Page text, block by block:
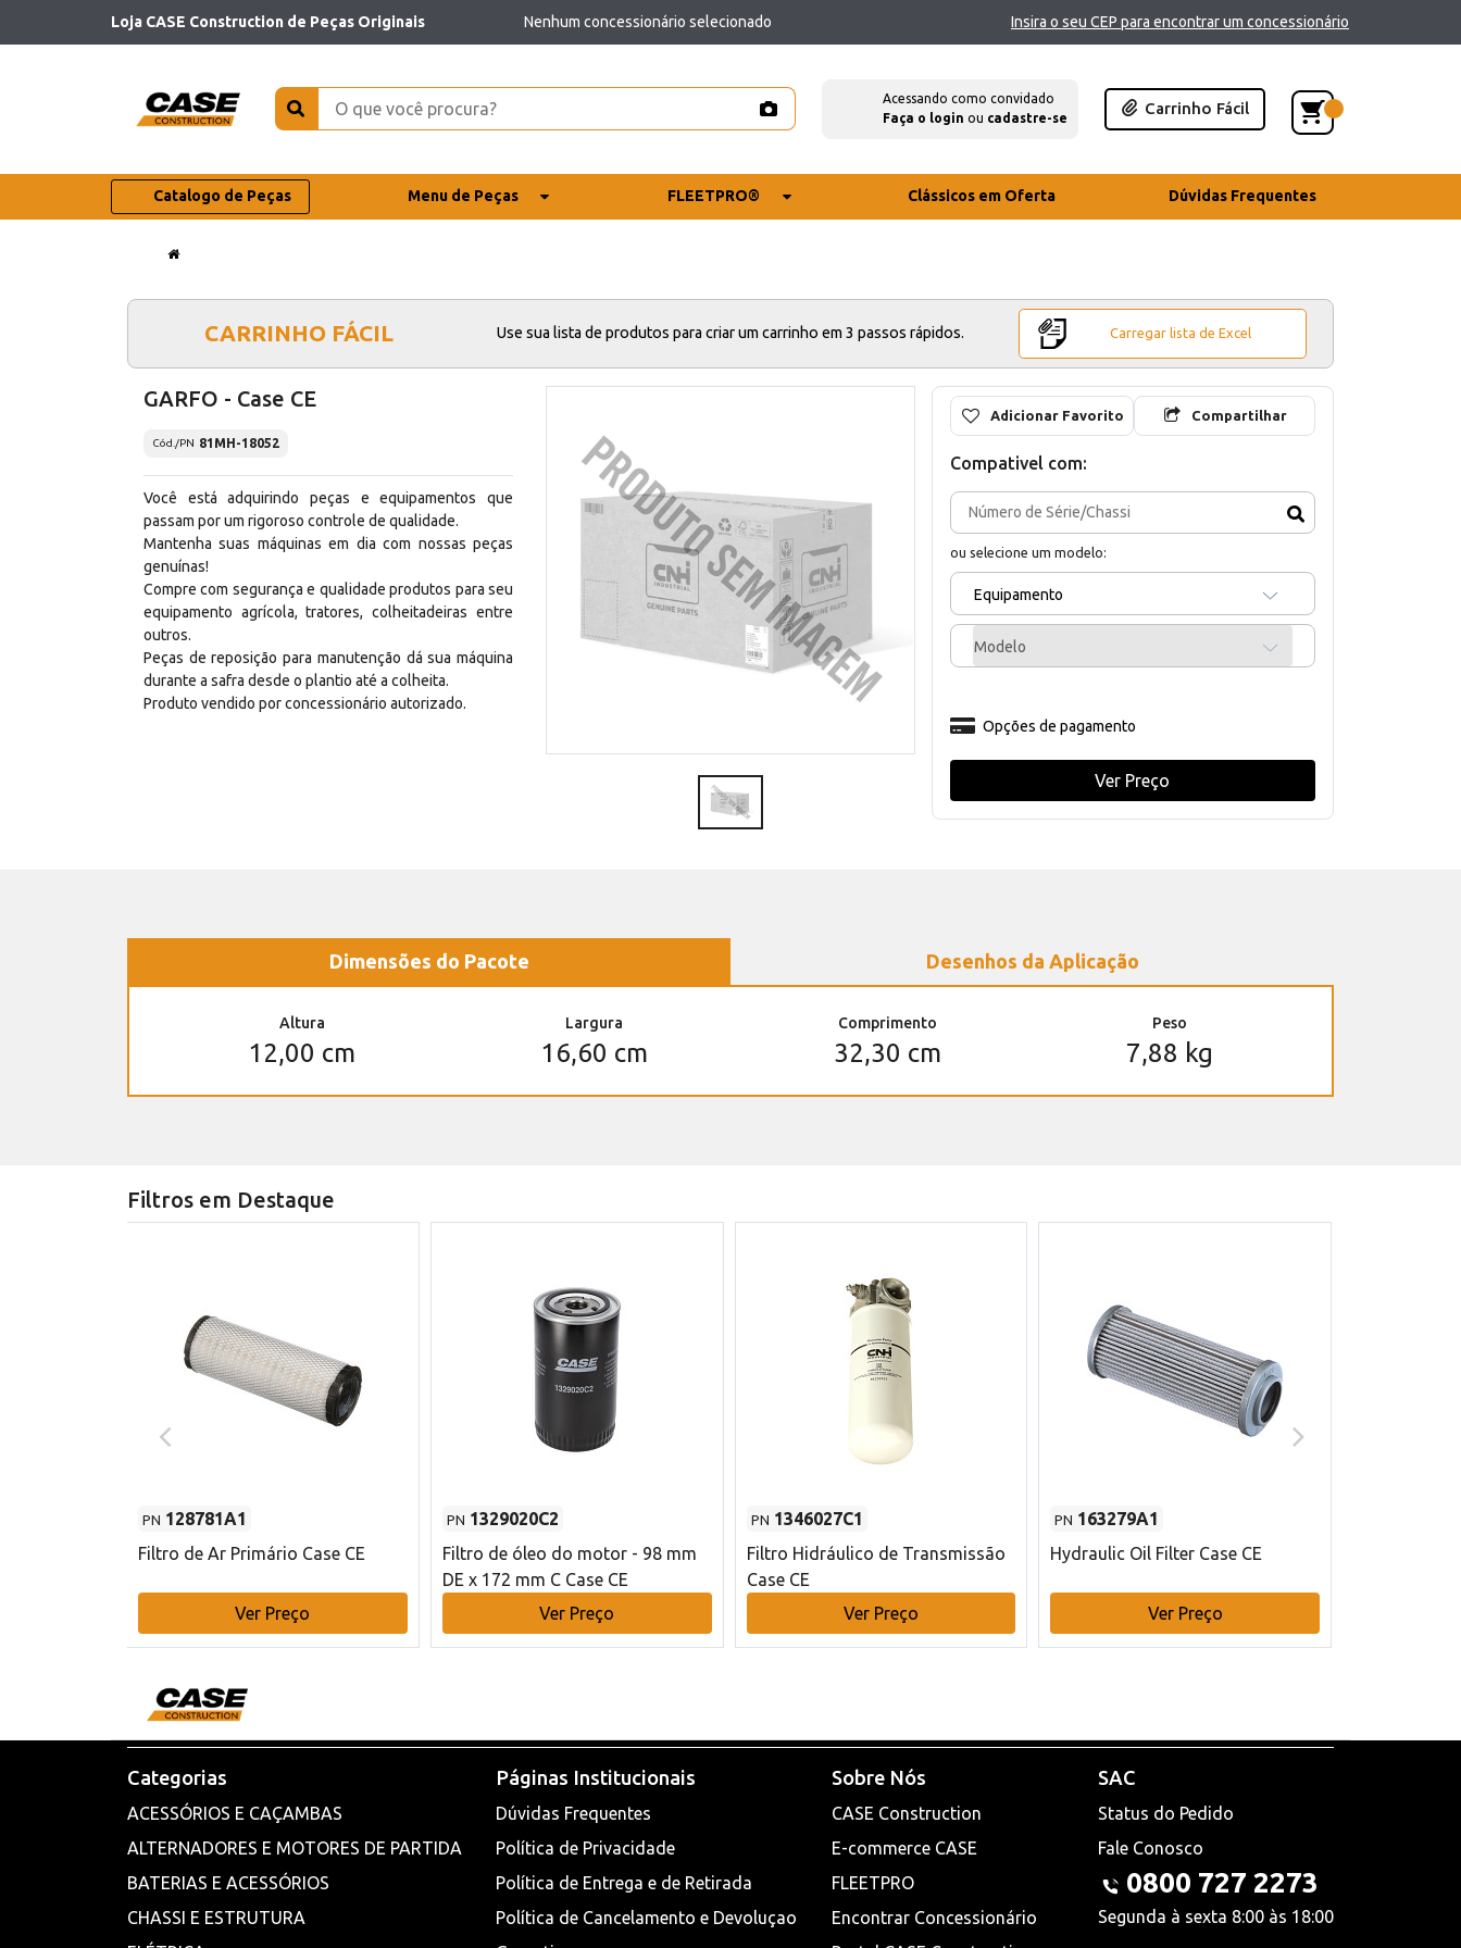
Loja CASE Construction de Peças Originais Nenhum concessionário selecionado Insira o seu CEP para encontrar um concessionário
Acessando como convidado
Faça o login ou cadastre-se
Carrinho Fácil
Catalogo de Peças Menu de Peças FLEETPRO® Clássicos em Oferta Dúvidas Frequentes
CARRINHO FÁCIL Use sua lista de produtos para criar um carrinho em 3 passos rápidos. Carregar lista de Excel
GARFO - Case CE
Cód./PN 81MH-18052
Você está adquirindo peças e equipamentos que
passam por um rigoroso controle de qualidade.
Mantenha suas máquinas em dia com nossas peças
genuínas!
Compre com segurança e qualidade produtos para seu
equipamento agrícola, tratores, colheitadeiras entre
outros.
Peças de reposição para manutenção dá sua máquina
durante a safra desde o plantio até a colheita.
Produto vendido por concessionário autorizado.
Adicionar Favorito Compartilhar
Compativel com:
ou selecione um modelo:
Equipamento
Modelo
Opções de pagamento
Ver Preço
Dimensões do Pacote Desenhos da Aplicação
Altura
12,00 cm
Largura
16,60 cm
Comprimento
32,30 cm
Peso
7,88 kg
Filtros em Destaque
PN 128781A1
Filtro de Ar Primário Case CE
Ver Preço
PN 1329020C2
Filtro de óleo do motor - 98 mm
DE x 172 mm C Case CE
Ver Preço
PN 1346027C1
Filtro Hidráulico de Transmissão
Case CE
Ver Preço
PN 163279A1
Hydraulic Oil Filter Case CE
Ver Preço
Categorias
ACESSÓRIOS E CAÇAMBAS
ALTERNADORES E MOTORES DE PARTIDA
BATERIAS E ACESSÓRIOS
CHASSI E ESTRUTURA
Páginas Institucionais
Dúvidas Frequentes
Política de Privacidade
Política de Entrega e de Retirada
Política de Cancelamento e Devoluçao
Sobre Nós
CASE Construction
E-commerce CASE
FLEETPRO
Encontrar Concessionário
SAC
Status do Pedido
Fale Conosco
0800 727 2273
Segunda à sexta 8:00 às 18:00